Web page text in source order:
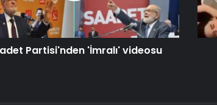
Partisi'nden 'İmralı' videosu